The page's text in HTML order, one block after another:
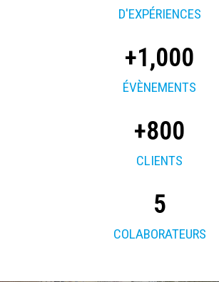
D'EXPÉRIENCES
ÉVÈNEMENTS
+1,000
CLIENTS
+800
COLABORATEURS
5